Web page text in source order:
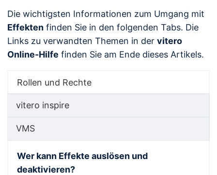
Die wichtigsten Informationen zum Umgang mit
Effekten finden Sie in den folgenden Tabs. Die
Links zu verwandten Themen in der vitero
Online-Hilfe finden Sie am Ende dieses Artikels.
Rollen und Rechte
vitero inspire
VMS
Wer kann Effekte auslösen und
deaktivieren?